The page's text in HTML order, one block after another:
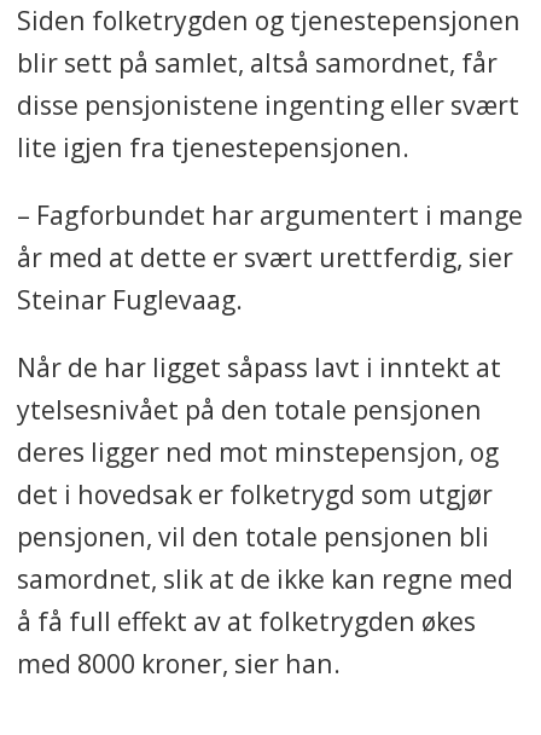
Siden folketrygden og tjenestepensjonen
blir sett på samlet, altså samordnet, får
disse pensjonistene ingenting eller svært
lite igjen fra tjenestepensjonen.
– Fagforbundet har argumentert i mange
år med at dette er svært urettferdig, sier
Steinar Fuglevaag.
Når de har ligget såpass lavt i inntekt at
ytelsesnivået på den totale pensjonen
deres ligger ned mot minstepensjon, og
det i hovedsak er folketrygd som utgjør
pensjonen, vil den totale pensjonen bli
samordnet, slik at de ikke kan regne med
å få full effekt av at folketrygden økes
med 8000 kroner, sier han.